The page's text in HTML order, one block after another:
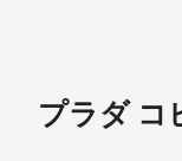
プラダ コ